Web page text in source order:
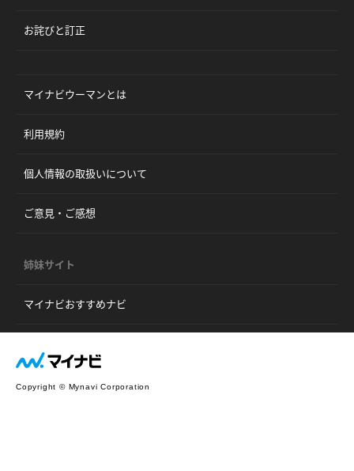
お詫びと訂正
マイナビウーマンとは
利用規約
個人情報の取扱いについて
ご意見・ご感想
姉妹サイト
マイナビおすすめナビ
Copyright © Mynavi Corporation